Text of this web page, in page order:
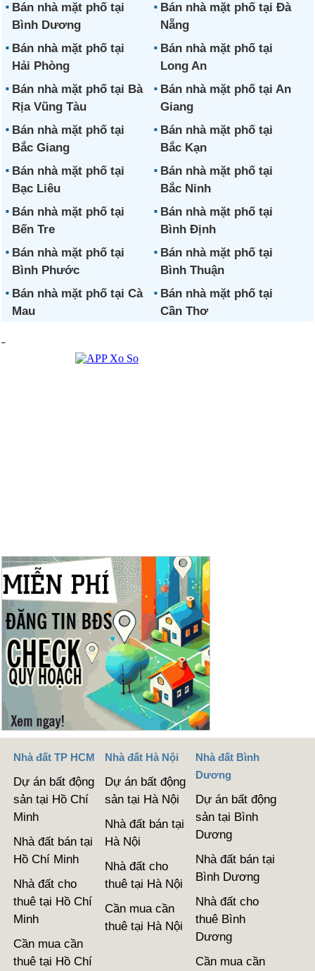
Bán nhà mặt phố tại
Bình Dương
Bán nhà mặt phố tại Đà
Nẵng
Bán nhà mặt phố tại
Hải Phòng
Bán nhà mặt phố tại
Long An
Bán nhà mặt phố tại Bà
Rịa Vũng Tàu
Bán nhà mặt phố tại An
Giang
Bán nhà mặt phố tại
Bắc Giang
Bán nhà mặt phố tại
Bắc Kạn
Bán nhà mặt phố tại
Bạc Liêu
Bán nhà mặt phố tại
Bắc Ninh
Bán nhà mặt phố tại
Bến Tre
Bán nhà mặt phố tại
Bình Định
Bán nhà mặt phố tại
Bình Phước
Bán nhà mặt phố tại
Bình Thuận
Bán nhà mặt phố tại Cà
Mau
Bán nhà mặt phố tại
Cần Thơ
Nhà đất TP HCM
Dự án bất động
sản tại Hồ Chí
Minh
Nhà đất bán tại
Hồ Chí Minh
Nhà đất cho
thuê tại Hồ Chí
Minh
Cần mua cần
thuê tại Hồ Chí
Nhà đất Hà Nội
Dự án bất động
sản tại Hà Nội
Nhà đất bán tại
Hà Nội
Nhà đất cho
thuê tại Hà Nội
Cần mua cần
thuê tại Hà Nội
Nhà đất Bình
Dương
Dự án bất động
sản tại Bình
Dương
Nhà đất bán tại
Bình Dương
Nhà đất cho
thuê Bình
Dương
Cần mua cần